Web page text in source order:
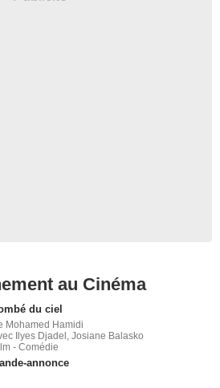
au Cinéma
du ciel
Mohamed Hamidi
Ilyes Djadel, Josiane Balasko
- Comédie
annonce